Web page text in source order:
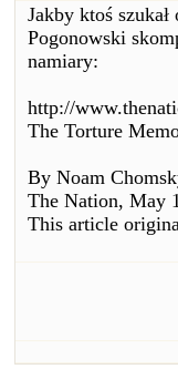
Jakby ktoś
Pogonowski
namiary:
http://
The Torture
By Noam
The Nation, May
This article